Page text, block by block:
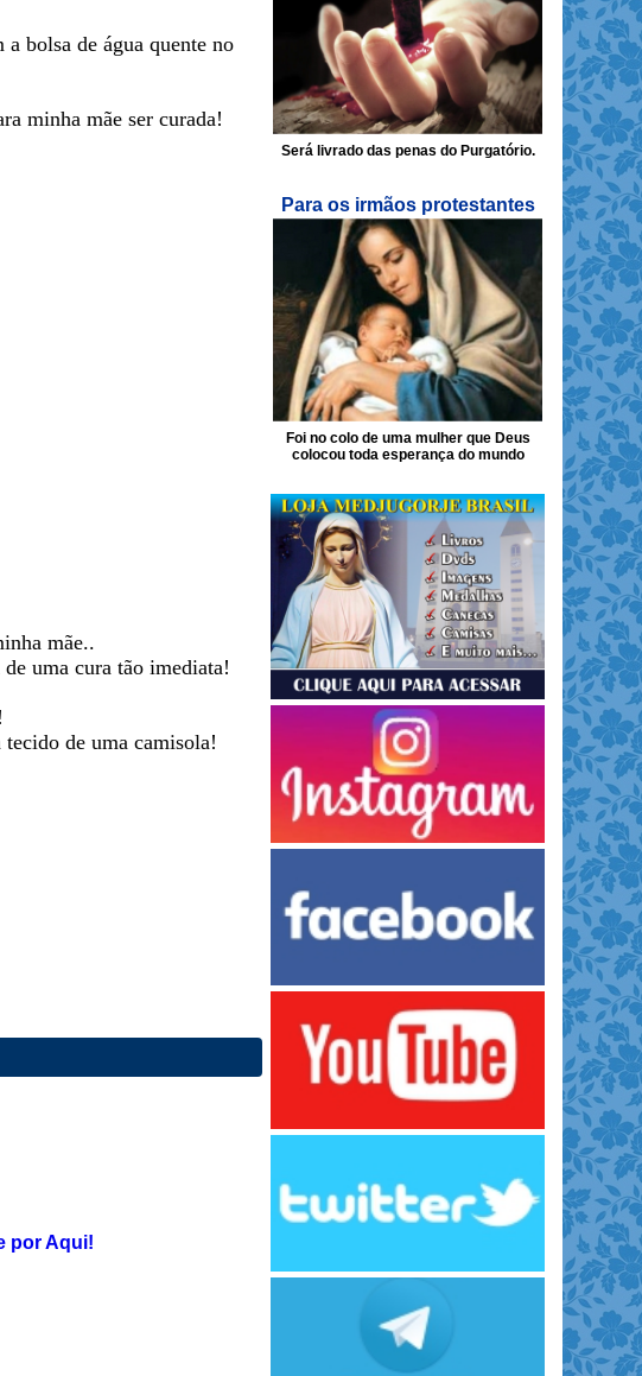
bolsa de água quente no
minha mãe ser curada!
mãe..
uma cura tão imediata!
de uma camisola!
por Aqui!
Será livrado das penas do Purgatório.
Para os irmãos protestantes
Foi no colo de uma mulher que Deus
colocou toda esperança do mundo